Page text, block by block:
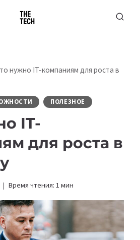
нужно IT-компаниям для роста в
ПОЛЕЗНОЕ
IT-
для роста в
Время чтения: 1 мин